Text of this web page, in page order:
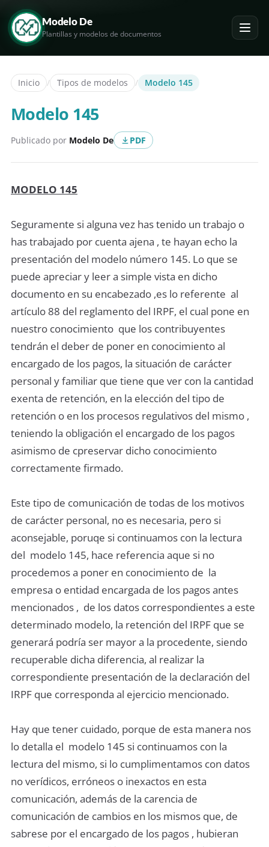
Modelo De
Plantillas y modelos de documentos
Inicio / Tipos de modelos / Modelo 145
Modelo 145
Publicado por Modelo De PDF
MODELO 145
Seguramente si alguna vez has tenido un trabajo o
has trabajado por cuenta ajena , te hayan echo la
presentación del modelo número 145. Lo que se
puede apreciar y leer a simple vista en dicho
documento en su encabezado ,es lo referente al
artículo 88 del reglamento del IRPF, el cual pone en
nuestro conocimiento que los contribuyentes
tendrán el deber de poner en conocimiento al
encargado de los pagos, la situación de carácter
personal y familiar que tiene que ver con la cantidad
exenta de retención, en la elección del tipo de
retención o en los procesos regulativos del mismo ,
teniendo la obligación el encargado de los pagos
asimismo de cpreservar dicho conocimiento
correctamente firmado.
Este tipo de comunicación de todas de los motivos
de carácter personal, no es necesaria, pero si
aconsejable, poruqe si continuamos con la lectura
del modelo 145, hace referencia aque si no
procedemos a poner en conocimiento de la
empresa o entidad encargada de los pagos antes
mencionados , de los datos correspondientes a este
determinado modelo, la retención del IRPF que se
generará podría ser mayor a la procedente, siendo
recuperable dicha diferencia, al realizar la
correspondiente presentación de la declaración del
IRPF que corresponda al ejercicio mencionado.
Hay que tener cuidado, porque de esta manera nos
lo detalla el modelo 145 si continuamos con la
lectura del mismo, si lo cumplimentamos con datos
no verídicos, erróneos o inexactos en esta
comunicación, además de la carencia de
comunicación de cambios en los mismos que, de
sabrese por el encargado de los pagos , hubieran